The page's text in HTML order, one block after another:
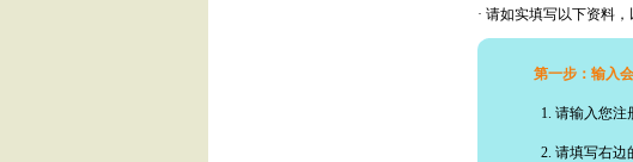
· 请如实填写以下资料
第一步：输入
1. 请输入您注
2. 请填写右边